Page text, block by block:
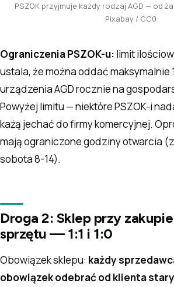
PSZOK przyjmuje każdy rodzaj AGD — od
Pixabay / CC0
Ograniczenia PSZOK-u: limit
ustala, że można oddać maksymalnie
urządzenia AGD rocznie na
Powyżej limitu — niektóre PSZOK-i
każą jechać do firmy komercyjnej.
mają ograniczone godziny otwarcia
sobota 8-14).
Droga 2: Sklep przy
sprzętu — 1:1 i 1:0
Obowiązek sklepu: każdy
obowiązek odebrać od klienta